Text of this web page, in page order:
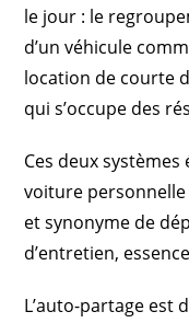
le jour : le
d’un véhicule
location de courte
qui s’occupe des
Ces deux
voiture
et synonyme de
d’entretien,
L’auto-partage est